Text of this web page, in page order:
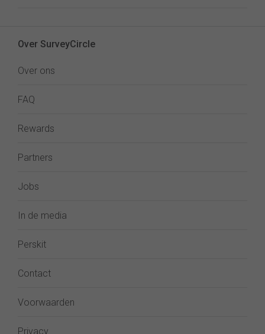
Over SurveyCircle
Over ons
FAQ
Rewards
Partners
Jobs
In de media
Perskit
Contact
Voorwaarden
Privacy